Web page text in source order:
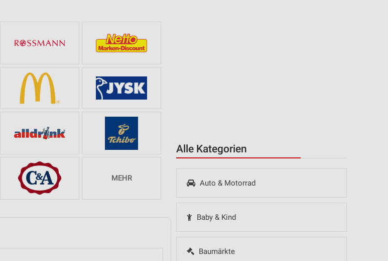
Alle Kategorien
Auto & Motorrad
Baby & Kind
Baumärkte
MEHR